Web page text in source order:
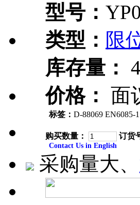
型号：
类型： 限
库存量：
价格： 面
标签： D-88069 EN6085-1
购买数量： 订货
Contact Us in English
采购量大、